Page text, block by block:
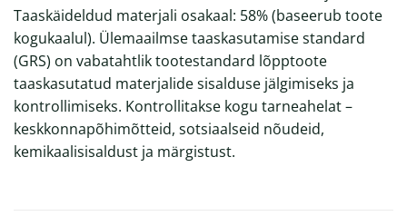
Taaskäideldud materjali osakaal: 58% (baseerub toote
kogukaalul). Ülemaailmse taaskasutamise standard
(GRS) on vabatahtlik tootestandard lõpptoote
taaskasutatud materjalide sisalduse jälgimiseks ja
kontrollimiseks. Kontrollitakse kogu tarneahelat –
keskkonnapõhimõtteid, sotsiaalseid nõudeid,
kemikaalisisaldust ja märgistust.